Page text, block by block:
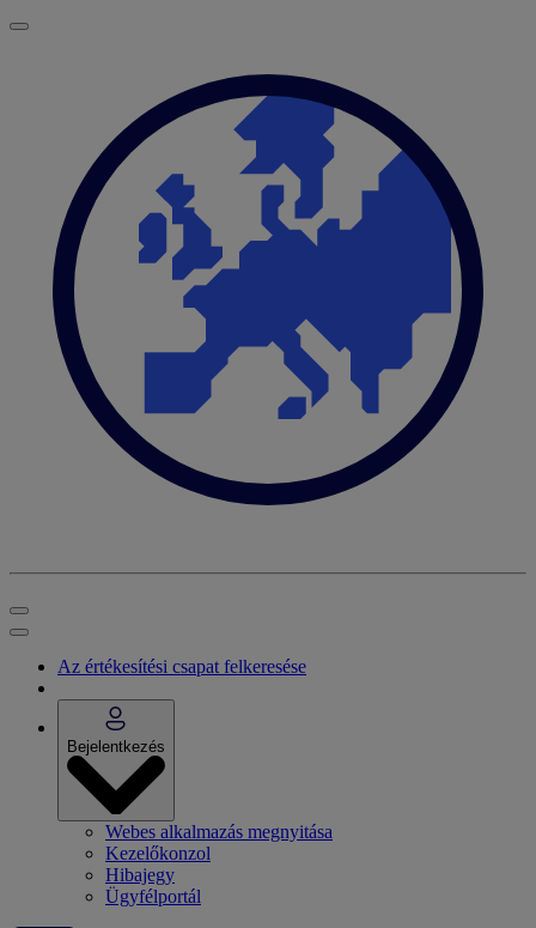
Az értékesítési csapat felkeresése
Bejelentkezés
Webes alkalmazás megnyitása
Kezelőkonzol
Hibajegy
Ügyfélportál